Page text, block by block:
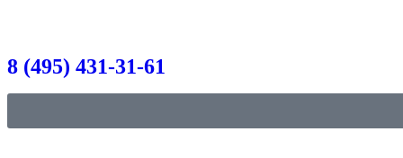
8 (495) 431-31-61